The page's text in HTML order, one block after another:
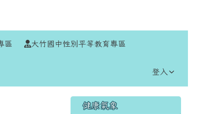
區 大竹國中性別平等教育專區
登入
右邊區域內容
健康氣象